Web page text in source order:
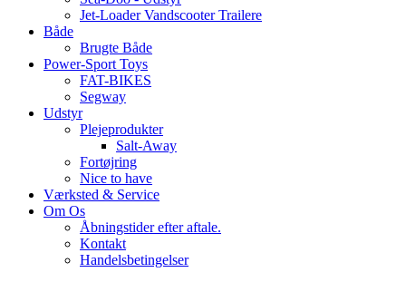
Jet-Loader Vandscooter Trailere
Både
Brugte Både
Power-Sport Toys
FAT-BIKES
Segway
Udstyr
Plejeprodukter
Salt-Away
Fortøjring
Nice to have
Værksted & Service
Om Os
Åbningstider efter aftale.
Kontakt
Handelsbetingelser